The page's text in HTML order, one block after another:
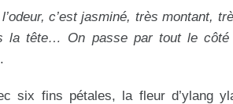
c’est jasminé, très montant,
la tête… On passe par tout le côté
six fins pétales, la fleur d’ylang